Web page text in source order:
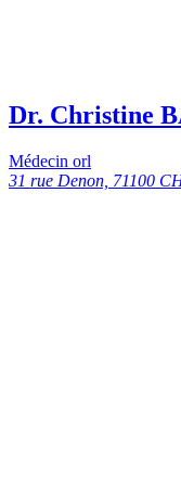
Dr. Christine
Médecin orl
31 rue Denon, 71100